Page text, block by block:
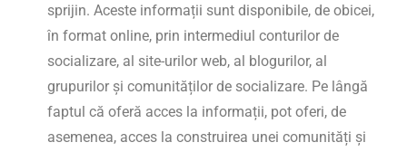
sprijin. Aceste informații sunt disponibile, de obicei,
în format online, prin intermediul conturilor de
socializare, al site-urilor web, al blogurilor, al
grupurilor și comunităților de socializare. Pe lângă
faptul că oferă acces la informații, pot oferi, de
asemenea, acces la construirea unei comunități și